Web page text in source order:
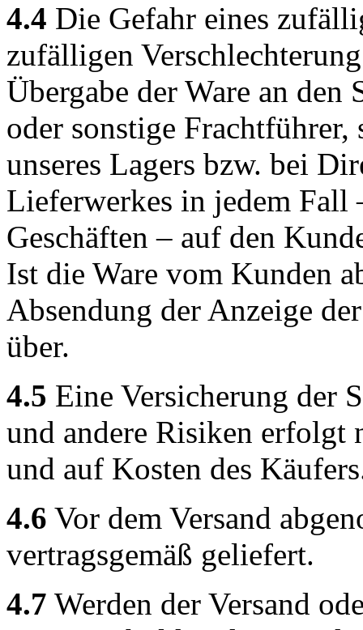
4.4 Die Gefahr eines
zufälligen
Übergabe der Ware an den
oder sonstige Frachtführer,
unseres Lagers bzw. bei
Lieferwerkes in jedem
Geschäften – auf den
Ist die Ware vom Kunden
Absendung der Anzeige
über.
4.5 Eine Versicherung der
und andere Risiken erfolgt
und auf Kosten des
4.6 Vor dem Versand
vertragsgemäß geliefert.
4.7 Werden der Versand